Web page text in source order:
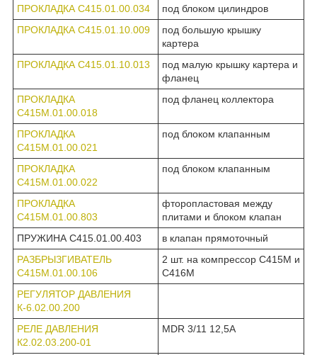
ПРОКЛАДКА С415.01.00.034
под блоком цилиндров
ПРОКЛАДКА С415.01.10.009
под большую крышку
картера
ПРОКЛАДКА С415.01.10.013
под малую крышку картера и
фланец
ПРОКЛАДКА
С415М.01.00.018
под фланец коллектора
ПРОКЛАДКА
С415М.01.00.021
под блоком клапанным
ПРОКЛАДКА
С415М.01.00.022
под блоком клапанным
ПРОКЛАДКА
С415М.01.00.803
фторопластовая между
плитами и блоком клапан
ПРУЖИНА С415.01.00.403
в клапан прямоточный
РАЗБРЫЗГИВАТЕЛЬ
С415М.01.00.106
2 шт. на компрессор С415М и
С416М
РЕГУЛЯТОР ДАВЛЕНИЯ
К-6.02.00.200
РЕЛЕ ДАВЛЕНИЯ
К2.02.03.200-01
MDR 3/11 12,5А